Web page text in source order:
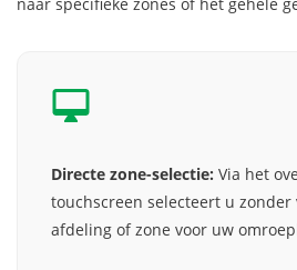
Directe zone-selectie: Via het
touchscreen selecteert u
afdeling of zone voor uw